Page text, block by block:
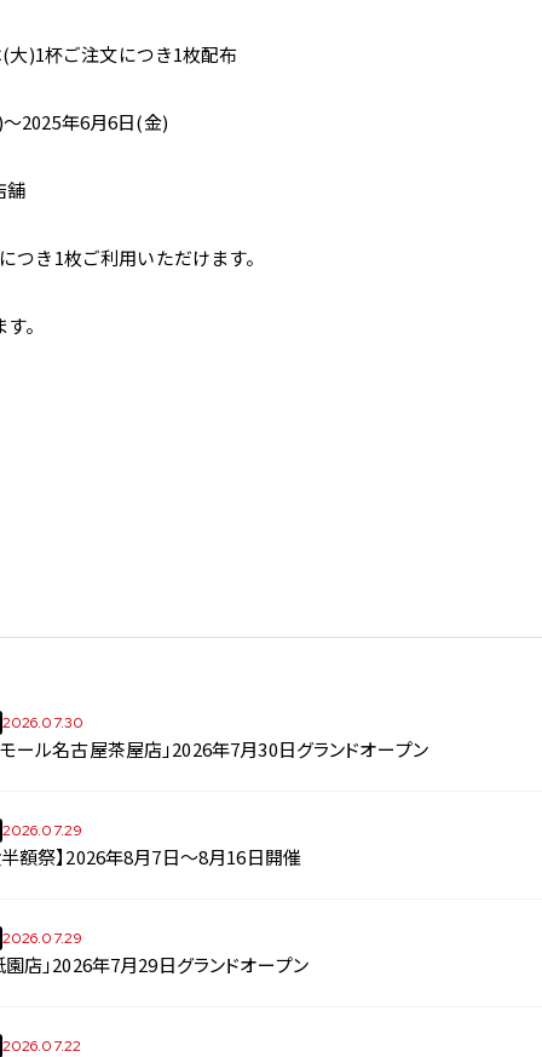
)1杯ご注文につき1枚配布
2025年6月6日(金)
舗
注文につき1枚ご利用いただけます。
ただけます。
2026.07.30
ール名古屋茶屋店」2026年7月30日グランドオープン
2026.07.29
半額祭】2026年8月7日～8月16日開催
2026.07.29
店」2026年7月29日グランドオープン
2026.07.22